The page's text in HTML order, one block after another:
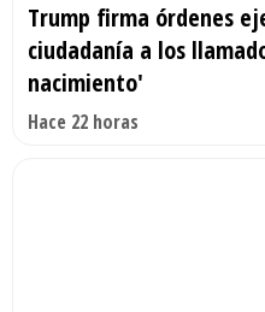
Trump firma órdenes
ciudadanía a los
nacimiento'
Hace 22 horas